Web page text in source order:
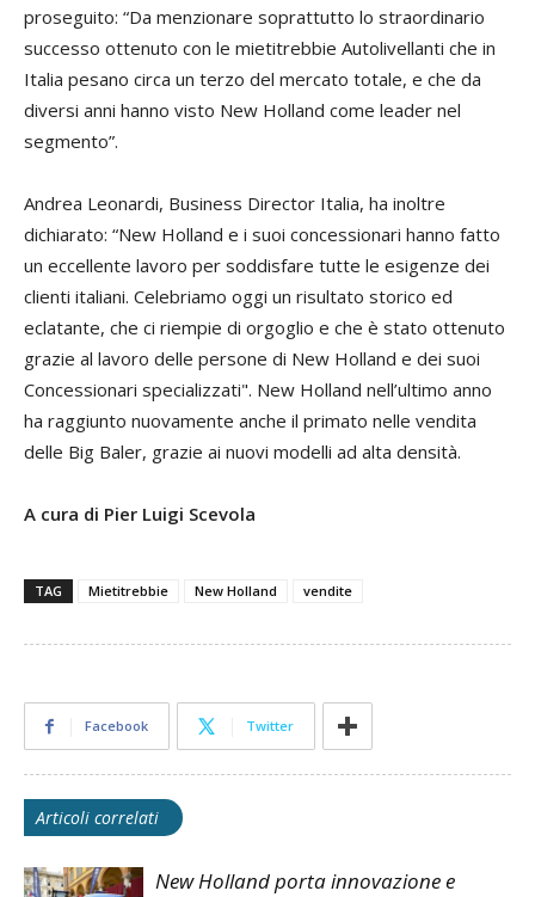
proseguito: “Da menzionare soprattutto lo straordinario
successo ottenuto con le mietitrebbie Autolivellanti che in
Italia pesano circa un terzo del mercato totale, e che da
diversi anni hanno visto New Holland come leader nel
segmento”.
Andrea Leonardi, Business Director Italia, ha inoltre
dichiarato: “New Holland e i suoi concessionari hanno fatto
un eccellente lavoro per soddisfare tutte le esigenze dei
clienti italiani. Celebriamo oggi un risultato storico ed
eclatante, che ci riempie di orgoglio e che è stato ottenuto
grazie al lavoro delle persone di New Holland e dei suoi
Concessionari specializzati". New Holland nell’ultimo anno
ha raggiunto nuovamente anche il primato nelle vendita
delle Big Baler, grazie ai nuovi modelli ad alta densità.
A cura di Pier Luigi Scevola
TAG Mietitrebbie New Holland vendite
Facebook Twitter
Articoli correlati
New Holland porta innovazione e